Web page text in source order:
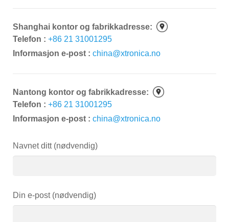
Shanghai kontor og fabrikkadresse:
Telefon : +86 21 31001295
Informasjon e-post : china@xtronica.no
Nantong kontor og fabrikkadresse:
Telefon : +86 21 31001295
Informasjon e-post : china@xtronica.no
Navnet ditt (nødvendig)
Din e-post (nødvendig)